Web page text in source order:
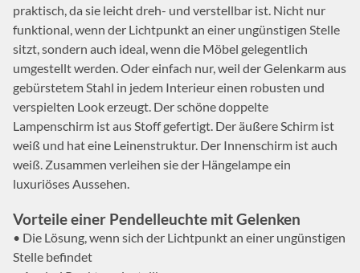
praktisch, da sie leicht dreh- und verstellbar ist. Nicht nur
funktional, wenn der Lichtpunkt an einer ungünstigen Stelle
sitzt, sondern auch ideal, wenn die Möbel gelegentlich
umgestellt werden. Oder einfach nur, weil der Gelenkarm aus
gebürstetem Stahl in jedem Interieur einen robusten und
verspielten Look erzeugt. Der schöne doppelte
Lampenschirm ist aus Stoff gefertigt. Der äußere Schirm ist
weiß und hat eine Leinenstruktur. Der Innenschirm ist auch
weiß. Zusammen verleihen sie der Hängelampe ein
luxuriöses Aussehen.
Vorteile einer Pendelleuchte mit Gelenken
• Die Lösung, wenn sich der Lichtpunkt an einer ungünstigen
Stelle befindet